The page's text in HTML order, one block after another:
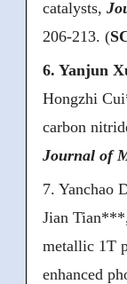
catalysts,
206-213. (
6. Yanjun
Hongzhi
carbon
Journal of
7. Yanchao
Jian Tian***,
metallic 1T
enhanced